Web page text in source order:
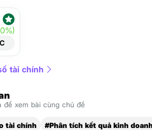
tài chính
để xem bài cùng chủ đề
tài chính #Phân tích kết quả kinh